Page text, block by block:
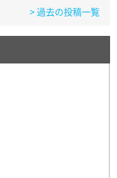
> 過去の投稿一覧